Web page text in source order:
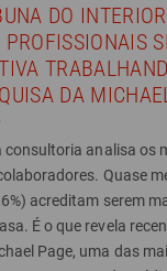
DO
DA
consultoria analisa os
Quase
acreditam serem
É o que revela
Page, uma das